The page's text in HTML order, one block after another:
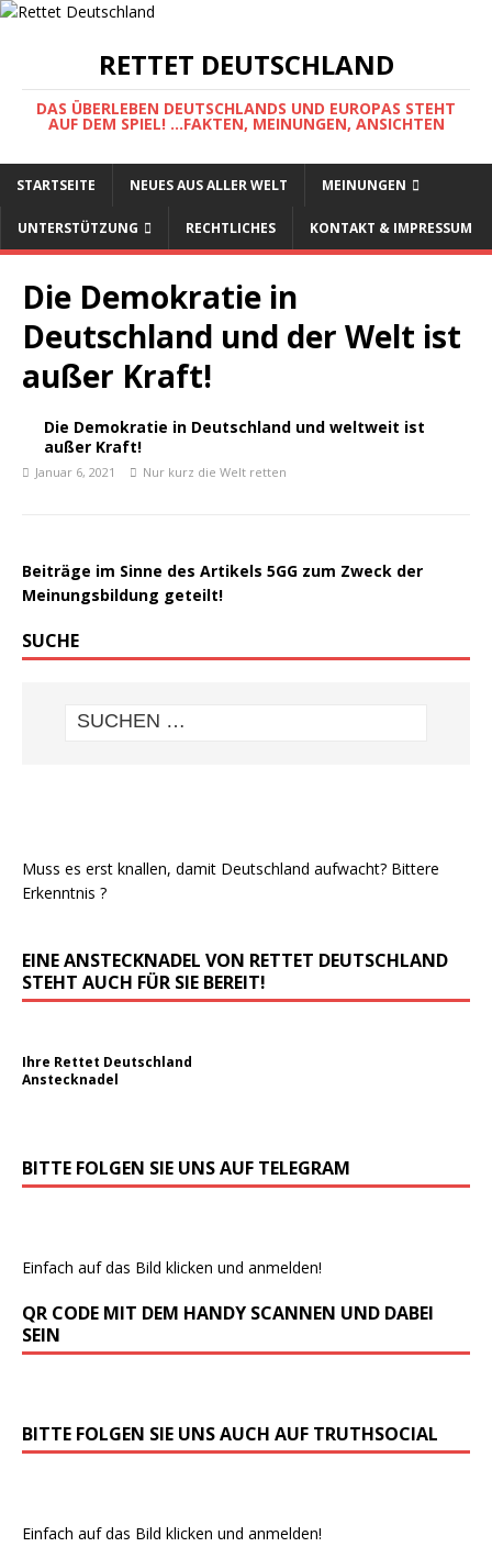
RETTET DEUTSCHLAND
DAS ÜBERLEBEN DEUTSCHLANDS UND EUROPAS STEHT
AUF DEM SPIEL! ...FAKTEN, MEINUNGEN, ANSICHTEN
STARTSEITE NEUES AUS ALLER WELT MEINUNGEN
UNTERSTÜTZUNG RECHTLICHES KONTAKT & IMPRESSUM
Die Demokratie in
Deutschland und der Welt ist
außer Kraft!
Die Demokratie in Deutschland und weltweit ist
außer Kraft!
Januar 6, 2021 Nur kurz die Welt retten
Beiträge im Sinne des Artikels 5GG zum Zweck der
Meinungsbildung geteilt!
SUCHE
Muss es erst knallen, damit Deutschland aufwacht? Bittere
Erkenntnis ?
EINE ANSTECKNADEL VON RETTET DEUTSCHLAND
STEHT AUCH FÜR SIE BEREIT!
Ihre Rettet Deutschland
Anstecknadel
BITTE FOLGEN SIE UNS AUF TELEGRAM
Einfach auf das Bild klicken und anmelden!
QR CODE MIT DEM HANDY SCANNEN UND DABEI
SEIN
BITTE FOLGEN SIE UNS AUCH AUF TRUTHSOCIAL
Einfach auf das Bild klicken und anmelden!